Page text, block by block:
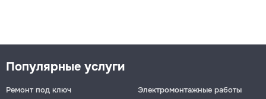
Популярные услуги
Ремонт под ключ
Электромонтажные работы